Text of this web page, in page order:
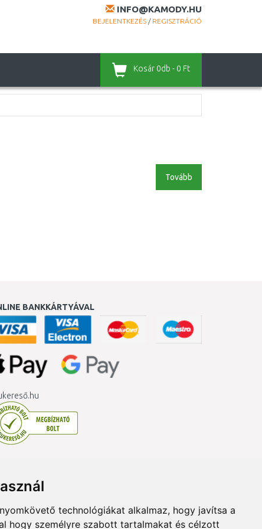
technológiákat alkalmaz, hogy javítsa a
hogy személyre szabott tartalmakat és célzott
INFO@KAMODY.HU
BEJELENTKEZÉS / REGISZTRÁCIÓ
Kosár 0db - 0 Ft
Tovább
BANKKÁRTYÁVAL